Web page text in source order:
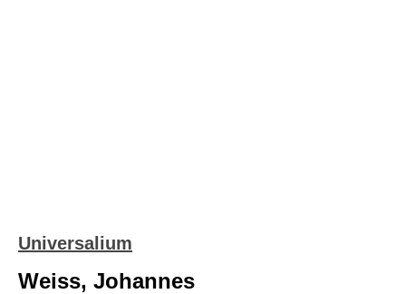
Universalium
Weiss, Johannes